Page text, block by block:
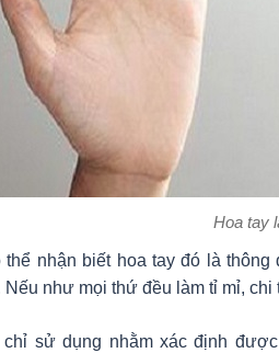
Hoa tay
thể nhận biết hoa tay đó là
Nếu như mọi thứ đều làm tỉ mỉ,
chỉ sử dụng nhằm xác định